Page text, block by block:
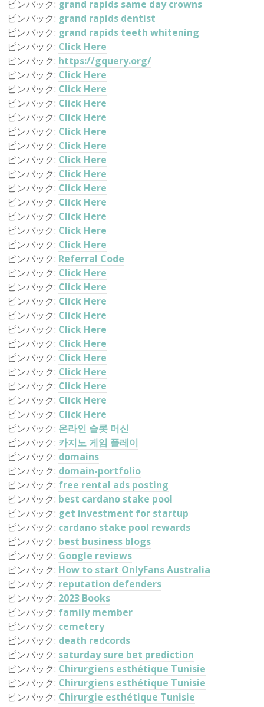
ピンバック: grand rapids same day crowns
ピンバック: grand rapids dentist
ピンバック: grand rapids teeth whitening
ピンバック: Click Here
ピンバック: https://gquery.org/
ピンバック: Click Here
ピンバック: Click Here
ピンバック: Click Here
ピンバック: Click Here
ピンバック: Click Here
ピンバック: Click Here
ピンバック: Click Here
ピンバック: Click Here
ピンバック: Click Here
ピンバック: Click Here
ピンバック: Click Here
ピンバック: Click Here
ピンバック: Click Here
ピンバック: Referral Code
ピンバック: Click Here
ピンバック: Click Here
ピンバック: Click Here
ピンバック: Click Here
ピンバック: Click Here
ピンバック: Click Here
ピンバック: Click Here
ピンバック: Click Here
ピンバック: Click Here
ピンバック: Click Here
ピンバック: Click Here
ピンバック: 온라인 슬롯 머신
ピンバック: 카지노 게임 플레이
ピンバック: domains
ピンバック: domain-portfolio
ピンバック: free rental ads posting
ピンバック: best cardano stake pool
ピンバック: get investment for startup
ピンバック: cardano stake pool rewards
ピンバック: best business blogs
ピンバック: Google reviews
ピンバック: How to start OnlyFans Australia
ピンバック: reputation defenders
ピンバック: 2023 Books
ピンバック: family member
ピンバック: cemetery
ピンバック: death redcords
ピンバック: saturday sure bet prediction
ピンバック: Chirurgiens esthétique Tunisie
ピンバック: Chirurgiens esthétique Tunisie
ピンバック: Chirurgie esthétique Tunisie